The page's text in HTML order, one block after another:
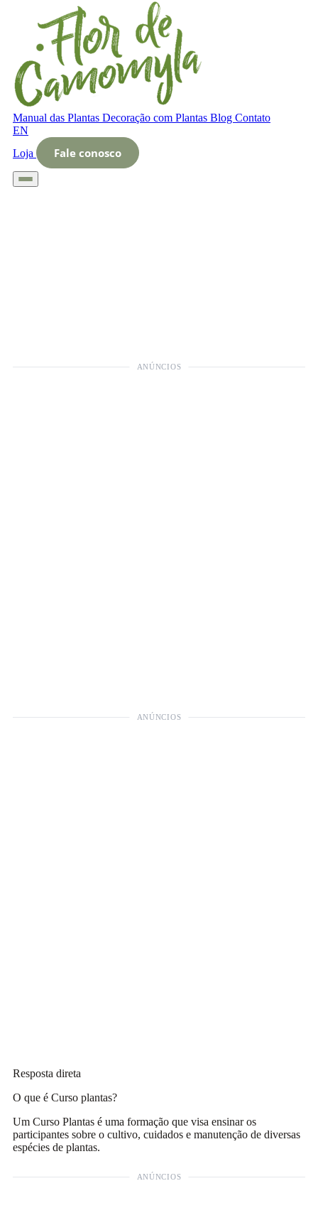
Manual das Plantas Decoração com Plantas Blog Contato
EN
Loja
Fale conosco
ANÚNCIOS
ANÚNCIOS
Resposta direta
O que é Curso plantas?
Um Curso Plantas é uma formação que visa ensinar os
participantes sobre o cultivo, cuidados e manutenção de diversas
espécies de plantas.
ANÚNCIOS